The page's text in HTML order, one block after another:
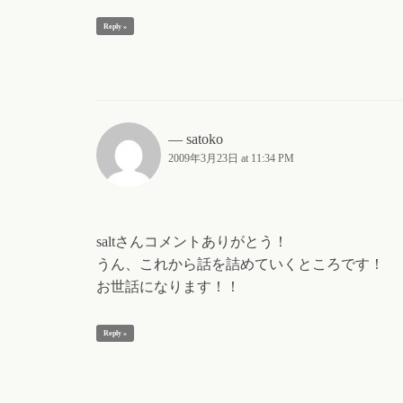
Reply »
satoko
2009年3月23日 at 11:34 PM
saltさんコメントありがとう！
うん、これから話を詰めていくところです！
お世話になります！！
Reply »